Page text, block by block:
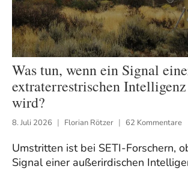
Was tun, wenn ein Signal
extraterrestrischen
wird?
8. Juli 2026 Florian Rötzer 62 Kommentare
Umstritten ist bei SETI-Forschern,
Signal einer außerirdischen